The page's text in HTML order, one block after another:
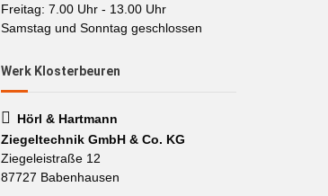
Freitag: 7.00 Uhr - 13.00 Uhr
Samstag und Sonntag geschlossen
Werk Klosterbeuren
Hörl & Hartmann
Ziegeltechnik GmbH & Co. KG
Ziegeleistraße 12
87727 Babenhausen